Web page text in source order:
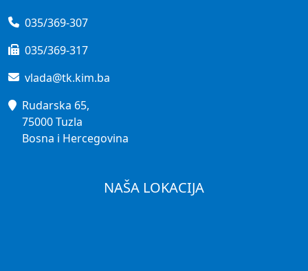
035/369-307
035/369-317
vlada@tk.kim.ba
Rudarska 65,
75000 Tuzla
Bosna i Hercegovina
NAŠA LOKACIJA